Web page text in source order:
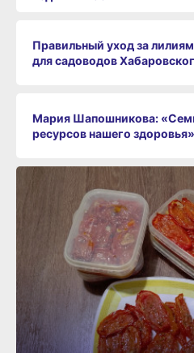
Правильный уход за
для садоводов
Мария Шапошникова:
ресурсов нашего здоровья»